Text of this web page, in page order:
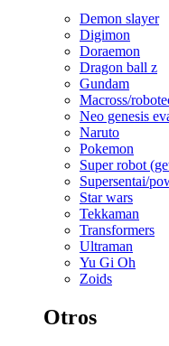
Demon slayer
Digimon
Doraemon
Dragon ball z
Gundam
Macross/
Neo genesis
Naruto
Pokemon
Super robot
Supersentai/
Star wars
Tekkaman
Transformers
Ultraman
Yu Gi Oh
Zoids
Otros